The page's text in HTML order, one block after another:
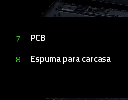
7 PCB
8 Espuma para carcasa